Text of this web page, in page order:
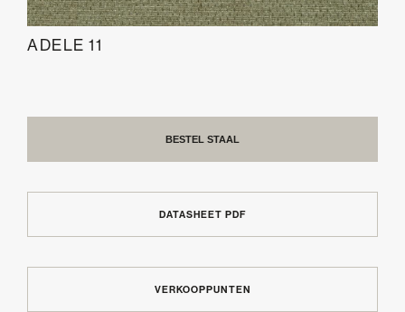
ADELE 11
BESTEL STAAL
DATASHEET PDF
VERKOOPPUNTEN